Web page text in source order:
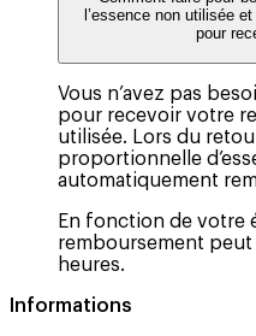
l’essence non utilisée
pour
Vous n’avez pas
pour recevoir votre
utilisée. Lors du
proportionnelle
automatiquement
En fonction de votre
remboursement
heures.
Informations